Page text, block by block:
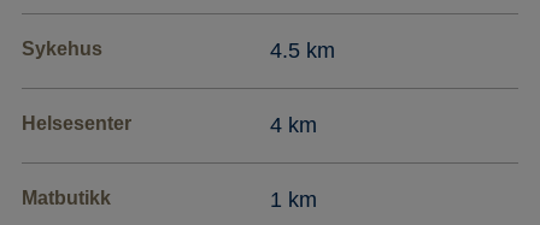
Sykehus 4.5 km
Helsesenter 4 km
Matbutikk 1 km